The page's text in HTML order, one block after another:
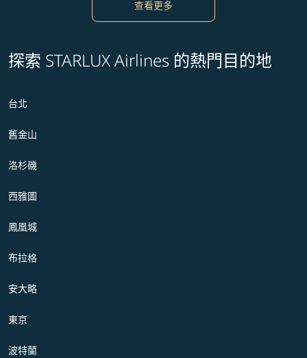
查看更多
探索 STARLUX Airlines 的熱門目的地
台北
舊金山
洛杉磯
西雅圖
鳳凰城
布拉格
安大略
東京
波特蘭